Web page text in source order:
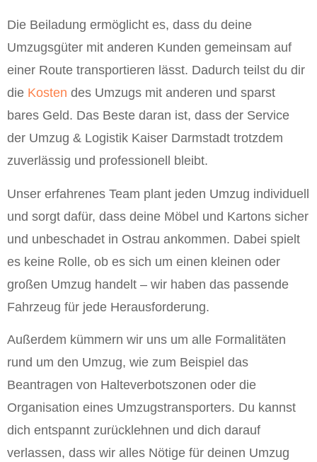
Die Beiladung ermöglicht es, dass du deine
Umzugsgüter mit anderen Kunden gemeinsam auf
einer Route transportieren lässt. Dadurch teilst du dir
die Kosten des Umzugs mit anderen und sparst
bares Geld. Das Beste daran ist, dass der Service
der Umzug & Logistik Kaiser Darmstadt trotzdem
zuverlässig und professionell bleibt.
Unser erfahrenes Team plant jeden Umzug individuell
und sorgt dafür, dass deine Möbel und Kartons sicher
und unbeschadet in Ostrau ankommen. Dabei spielt
es keine Rolle, ob es sich um einen kleinen oder
großen Umzug handelt – wir haben das passende
Fahrzeug für jede Herausforderung.
Außerdem kümmern wir uns um alle Formalitäten
rund um den Umzug, wie zum Beispiel das
Beantragen von Halteverbotszonen oder die
Organisation eines Umzugstransporters. Du kannst
dich entspannt zurücklehnen und dich darauf
verlassen, dass wir alles Nötige für deinen Umzug